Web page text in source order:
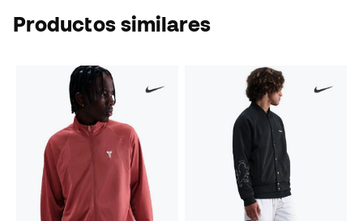
Productos similares